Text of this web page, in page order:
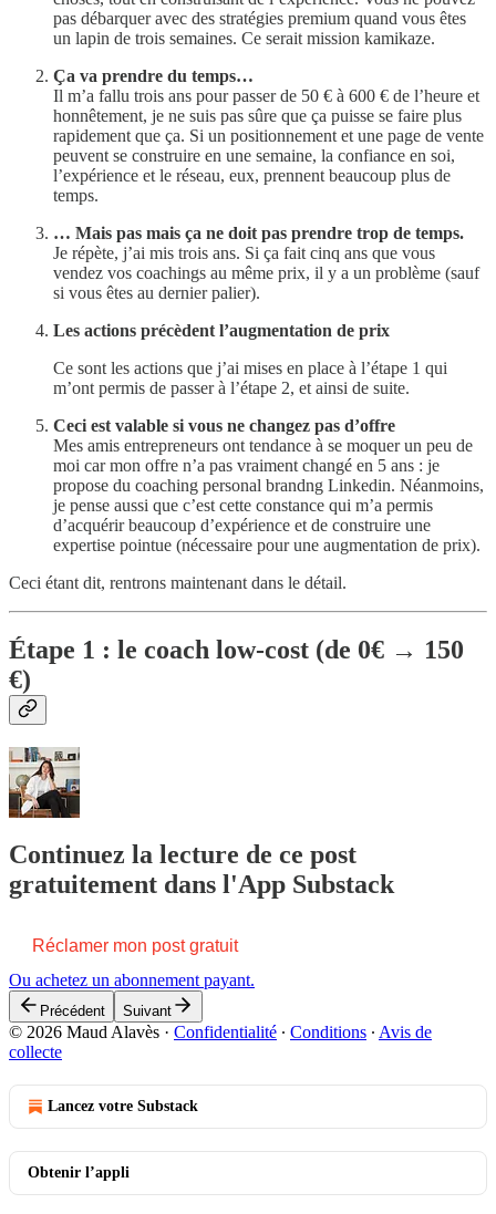
pas débarquer avec des stratégies premium quand vous êtes
un lapin de trois semaines. Ce serait mission kamikaze.
Ça va prendre du temps…
Il m’a fallu trois ans pour passer de 50 € à 600 € de l’heure et
honnêtement, je ne suis pas sûre que ça puisse se faire plus
rapidement que ça. Si un positionnement et une page de vente
peuvent se construire en une semaine, la confiance en soi,
l’expérience et le réseau, eux, prennent beaucoup plus de
temps.
… Mais pas mais ça ne doit pas prendre trop de temps.
Je répète, j’ai mis trois ans. Si ça fait cinq ans que vous
vendez vos coachings au même prix, il y a un problème (sauf
si vous êtes au dernier palier).
Les actions précèdent l’augmentation de prix
Ce sont les actions que j’ai mises en place à l’étape 1 qui
m’ont permis de passer à l’étape 2, et ainsi de suite.
Ceci est valable si vous ne changez pas d’offre
Mes amis entrepreneurs ont tendance à se moquer un peu de
moi car mon offre n’a pas vraiment changé en 5 ans : je
propose du coaching personal brandng Linkedin. Néanmoins,
je pense aussi que c’est cette constance qui m’a permis
d’acquérir beaucoup d’expérience et de construire une
expertise pointue (nécessaire pour une augmentation de prix).
Ceci étant dit, rentrons maintenant dans le détail.
Étape 1 : le coach low-cost (de 0€ → 150
€)
Continuez la lecture de ce post
gratuitement dans l'App Substack
Réclamer mon post gratuit
Ou achetez un abonnement payant.
Précédent Suivant
© 2026 Maud Alavès · Confidentialité ∙ Conditions ∙ Avis de
collecte
Lancez votre Substack
Obtenir l’appli